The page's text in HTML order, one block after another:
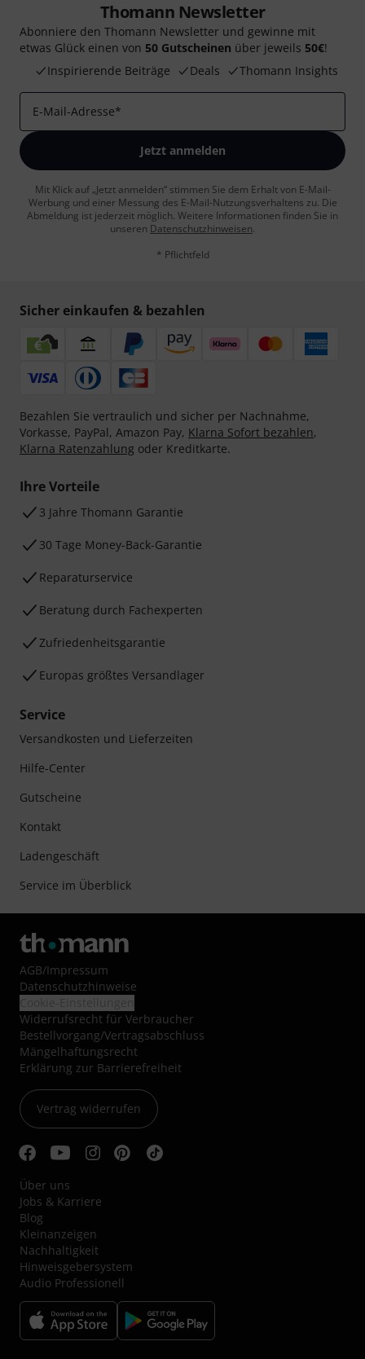
Thomann Newsletter
Abonniere den Thomann Newsletter und gewinne mit
etwas Glück einen von 50 Gutscheinen über jeweils 50€!
Inspirierende Beiträge
Deals Thomann Insights
E-Mail-Adresse*
Jetzt anmelden
Mit Klick auf „Jetzt anmelden“ stimmen Sie dem Erhalt von E-Mail-
Werbung und einer Messung des E-Mail-Nutzungsverhaltens zu. Die
Abmeldung ist jederzeit möglich. Weitere Informationen finden Sie in
unseren Datenschutzhinweisen.
* Pflichtfeld
Sicher einkaufen & bezahlen
Bezahlen Sie vertraulich und sicher per Nachnahme,
Vorkasse, PayPal, Amazon Pay, Klarna Sofort bezahlen,
Klarna Ratenzahlung oder Kreditkarte.
Ihre Vorteile
3 Jahre Thomann Garantie
30 Tage Money-Back-Garantie
Reparaturservice
Beratung durch Fachexperten
Zufriedenheitsgarantie
Europas größtes Versandlager
Service
Versandkosten und Lieferzeiten
Hilfe-Center
Gutscheine
Kontakt
Ladengeschäft
Service im Überblick
AGB/Impressum
Datenschutzhinweise
Widerrufsrecht für Verbraucher
Bestellvorgang/Vertragsabschluss
Mängelhaftungsrecht
Erklärung zur Barrierefreiheit
Vertrag widerrufen
Über uns
Jobs & Karriere
Blog
Kleinanzeigen
Nachhaltigkeit
Hinweisgebersystem
Audio Professionell